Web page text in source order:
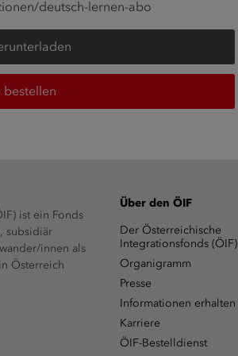
deutsch-lernen-abo
bestellen
ist ein Fonds
subsidiär
innen als
Österreich
Über den ÖIF
Der Österreichische
Integrationsfonds (ÖIF)
Organigramm
Presse
Informationen erhalten
Karriere
ÖIF-Bestelldienst